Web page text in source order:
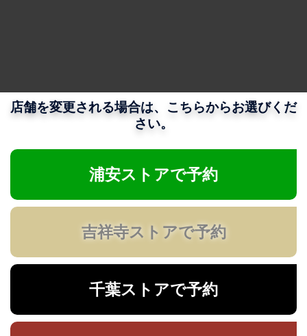
店舗を変更される場合は、こちらからお選びくだ
さい。
浦安ストアで予約
吉祥寺ストアで予約
千葉ストアで予約